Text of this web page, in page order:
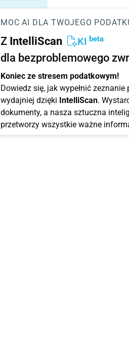
MOC AI DLA TWOJEGO
Z IntelliScan KI beta
dla bezproblemowego
Koniec ze stresem podatkowym!
Dowiedz się, jak wypełnić
wydajniej dzięki IntelliScan.
dokumenty, a nasza sztuczna
przetworzy wszystkie ważne